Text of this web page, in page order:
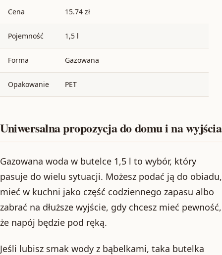
Cena 15.74 zł
Pojemność 1,5 l
Forma Gazowana
Opakowanie PET
Uniwersalna propozycja do domu i na wyjścia
Gazowana woda w butelce 1,5 l to wybór, który
pasuje do wielu sytuacji. Możesz podać ją do obiadu,
mieć w kuchni jako część codziennego zapasu albo
zabrać na dłuższe wyjście, gdy chcesz mieć pewność,
że napój będzie pod ręką.
Jeśli lubisz smak wody z bąbelkami, taka butelka